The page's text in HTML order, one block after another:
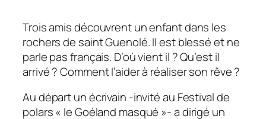
Trois amis découvrent un enfant dans les
rochers de saint Guenolé. Il est blessé et ne
parle pas français. D’où vient il ? Qu’est il
arrivé ? Comment l’aider à réaliser son rêve ?
Au départ un écrivain -invité au Festival de
polars « le Goéland masqué »- a dirigé un